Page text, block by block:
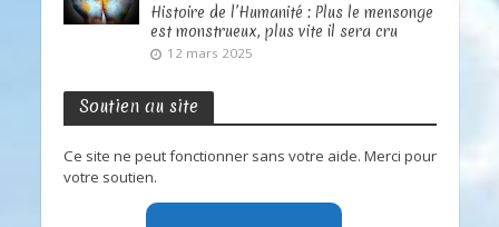
Histoire de l’Humanité : Plus le mensonge
est monstrueux, plus vite il sera cru
12 mars 2025
Soutien au site
Ce site ne peut fonctionner sans votre aide. Merci pour
votre soutien.